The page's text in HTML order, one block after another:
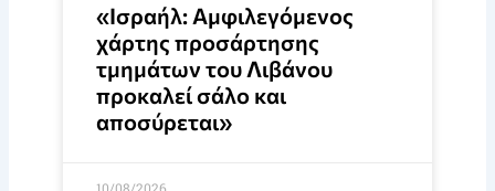
«Ισραήλ: Αμφιλεγόμενος
χάρτης προσάρτησης
τμημάτων του Λιβάνου
προκαλεί σάλο και
αποσύρεται»
10/08/2026